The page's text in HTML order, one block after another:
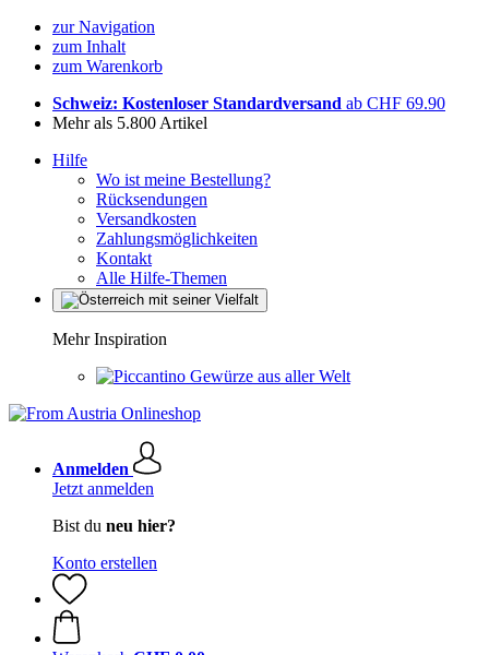
zur Navigation
zum Inhalt
zum Warenkorb
Schweiz: Kostenloser Standardversand ab CHF 69.90
Mehr als 5.800 Artikel
Hilfe
Wo ist meine Bestellung?
Rücksendungen
Versandkosten
Zahlungsmöglichkeiten
Kontakt
Alle Hilfe-Themen
Mehr Inspiration
Gewürze aus aller Welt
Anmelden
Jetzt anmelden
Bist du neu hier?
Konto erstellen